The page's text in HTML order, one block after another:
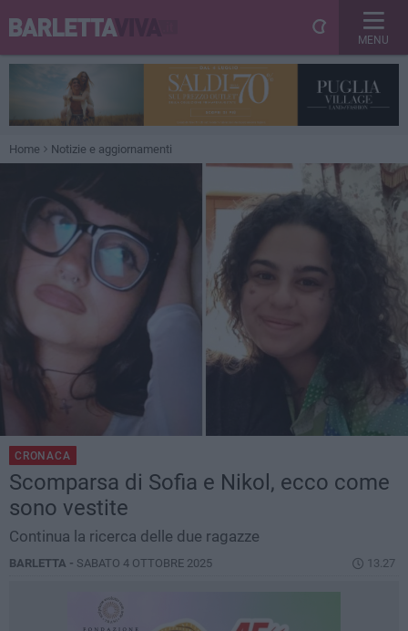
MENU
Home Notizie e aggiornamenti
CRONACA
Scomparsa di Sofia e Nikol, ecco come
sono vestite
Continua la ricerca delle due ragazze
BARLETTA - SABATO 4 OTTOBRE 2025 13.27